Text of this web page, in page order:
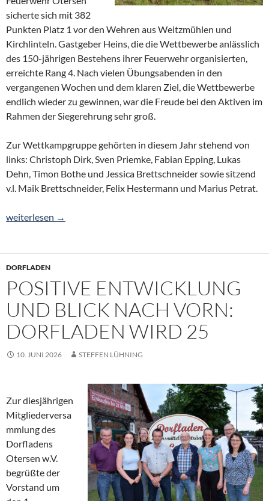
sicherte sich mit 382
Punkten Platz 1 vor den Wehren aus Weitzmühlen und
Kirchlinteln. Gastgeber Heins, die die Wettbewerbe anlässlich
des 150-jährigen Bestehens ihrer Feuerwehr organisierten,
erreichte Rang 4. Nach vielen Übungsabenden in den
vergangenen Wochen und dem klaren Ziel, die Wettbewerbe
endlich wieder zu gewinnen, war die Freude bei den Aktiven im
Rahmen der Siegerehrung sehr groß.
Zur Wettkampgruppe gehörten in diesem Jahr stehend von
links: Christoph Dirk, Sven Priemke, Fabian Epping, Lukas
Dehn, Timon Bothe und Jessica Brettschneider sowie sitzend
v.l. Maik Brettschneider, Felix Hestermann und Marius Petrat.
Platz 1 für Oterser Wettkampfgruppe
weiterlesen →
DORFLADEN
POSITIVE ENTWICKLUNG
UND BLICK NACH VORN:
DORFLADEN WIRD 25
10. JUNI 2026 STEFFEN LÜHNING
Zur diesjährigen
Mitgliederversa
mmlung des
Dorfladens
Otersen w.V.
begrüßte der
Vorstand um